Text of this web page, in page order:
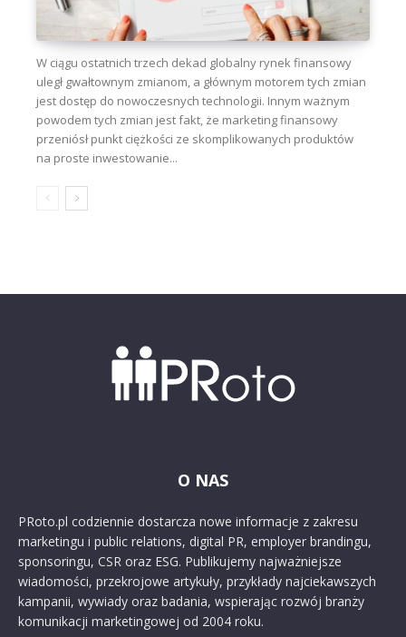
W ciągu ostatnich trzech dekad globalny rynek finansowy
uległ gwałtownym zmianom, a głównym motorem tych zmian
jest dostęp do nowoczesnych technologii. Innym ważnym
powodem tych zmian jest fakt, że marketing finansowy
przeniósł punkt ciężkości ze skomplikowanych produktów
na proste inwestowanie...
O NAS
PRoto.pl codziennie dostarcza nowe informacje z zakresu
marketingu i public relations, digital PR, employer brandingu,
sponsoringu, CSR oraz ESG. Publikujemy najważniejsze
wiadomości, przekrojowe artykuły, przykłady najciekawszych
kampanii, wywiady oraz badania, wspierając rozwój branży
komunikacji marketingowej od 2004 roku.